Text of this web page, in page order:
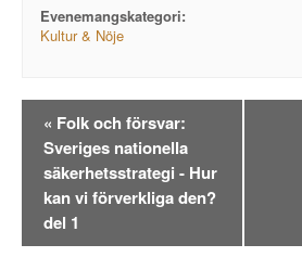
Evenemangskategori:
Kultur & Nöje
Evenemangsnavigation
« Folk och försvar:
Sveriges nationella
säkerhetsstrategi - Hur
kan vi förverkliga den?
del 1